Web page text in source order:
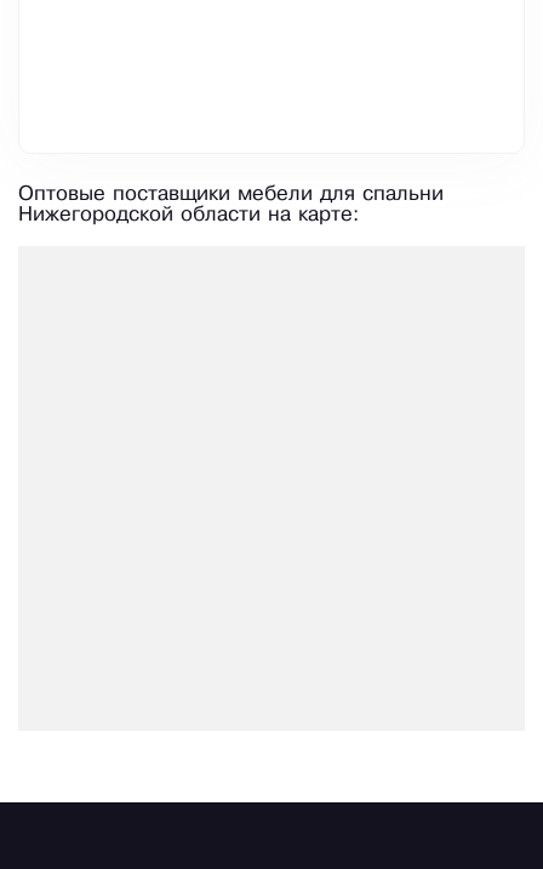
Оптовые поставщики мебели для спальни
Нижегородской области на карте: